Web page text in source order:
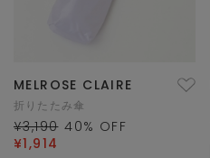
MELROSE CLAIRE
折りたたみ傘
¥3,190 40% OFF
¥1,914